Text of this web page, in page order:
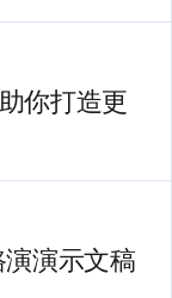
你打造更
演示文稿